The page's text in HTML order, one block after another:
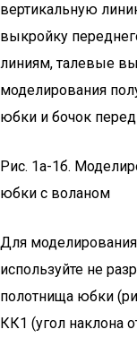
вертикальную
выкройку
линиям, талевые
моделирования
юбки и бочок
Рис. 1а-1б.
юбки с воланом
Для
используйте не
полотнища юбки
КК1 (угол наклона